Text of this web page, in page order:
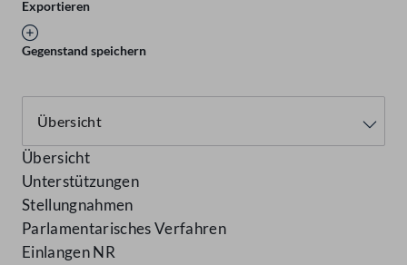
Exportieren
Gegenstand speichern
Übersicht
Unterstützungen
Stellungnahmen
Parlamentarisches Verfahren
Einlangen NR